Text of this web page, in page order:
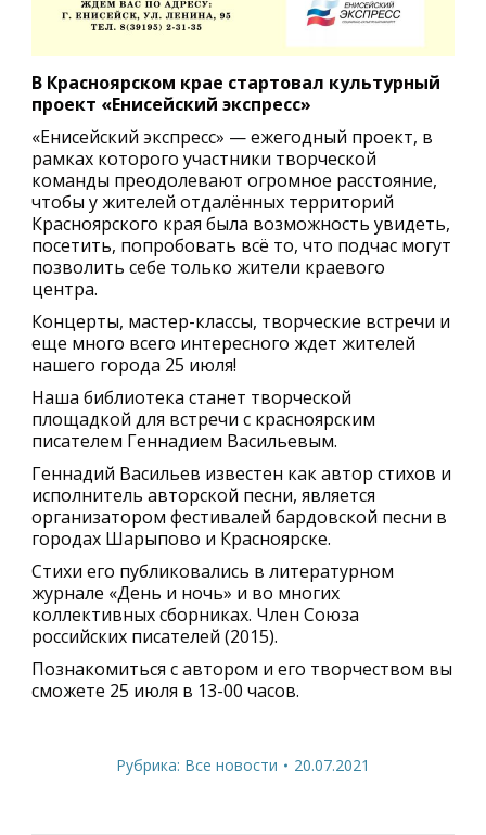
В Красноярском крае стартовал культурный
проект «Енисейский экспресс»
«Енисейский экспресс» — ежегодный проект, в
рамках которого участники творческой
команды преодолевают огромное расстояние,
чтобы y жителей отдалённых территорий
Красноярского края была возможность увидеть,
посетить, попробовать всё то, что подчас могут
позволить себе только жители краевого
центра.
Концерты, мастер-классы, творческие встречи и
еще много всего интересного ждет жителей
нашего города 25 июля!
Наша библиотека станет творческой
площадкой для встречи с красноярским
писателем Геннадием Васильевым.
Геннадий Васильев известен как автор стихов и
исполнитель авторской песни, является
организатором фестивалей бардовской песни в
городах Шарыпово и Красноярске.
Стихи его публиковались в литературном
журнале «День и ночь» и во многих
коллективных сборниках. Член Союза
российских писателей (2015).
Познакомиться с автором и его творчеством вы
сможете 25 июля в 13-00 часов.
Рубрика: Все новости 20.07.2021